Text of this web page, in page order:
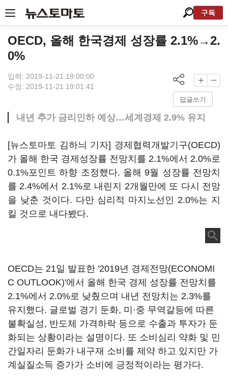
구독
OECD, 올해 한국경제 성장률 2.1%→2.
0%
입력: 2019-11-21 19:00:00
수정: 2019-11-21 19:01:41
답글쓰기
내년 추가 금리인하 예상…세계경제 2.9% 유지
[뉴스토마토 김하늬 기자] 경제협력개발기구(OECD)
가 올해 한국 경제성장률 전망치를 2.1%에서 2.0%로
0.1%포인트 하향 조정했다. 올해 9월 성장률 전망치
를 2.4%에서 2.1%로 내린지 2개월만에 또 다시 전망
을 낮춘 것이다. 다만 심리적 마지노선인 2.0%는 지
킬 것으로 내다봤다.
OECD는 21일 발표한 '2019년 경제전망(ECONOMI
C OUTLOOK)'에서 올해 한국 경제 성장률 전망치를
2.1%에서 2.0%로 낮췄으며 내년 전망치는 2.3%를
유지했다. 글로벌 경기 둔화, 미·중 무역갈등에 따른
불확실성, 반도체 가격하락 등으로 수출과 투자가 둔
화되는 상황이라는 설명이다. 또 소비심리 약화 및 민
간일자리 둔화가 내구재 소비를 제약 하고 있지만 가
계실질소득 증가가 소비에 긍정적이라는 평가다.